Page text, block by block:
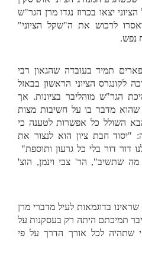
יצאו בכרוז נגדו מרן הגר"ש
לרכוש את ה"שקל הציוני"
נפש.
תמיד בעובדה שהגאון רבי
לקונגרס הציוני הראשון בבאזל
הגר"ש מוהליבר בציונות. אך
שהוא מדבר בו על חשיבות מצות
השולל כל אפשרות לטענה כי
"יסוד חבת ציון הוא לנצור את
דור דור בלי כל גרעון ותוספת"
מה שתשיב", הר' צבי וינמן, הוצ'
בדוגמאות לעיל מדברי מרן
תמיכתם היתה רק בעסקנות על
שתהיה לכל אורך הדרך על פי